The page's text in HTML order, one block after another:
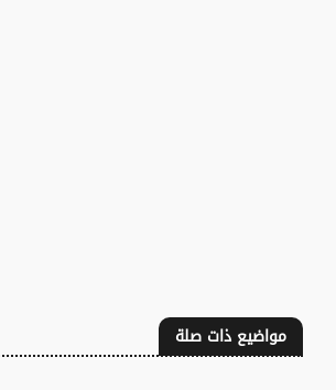
مواضيع ذات صلة